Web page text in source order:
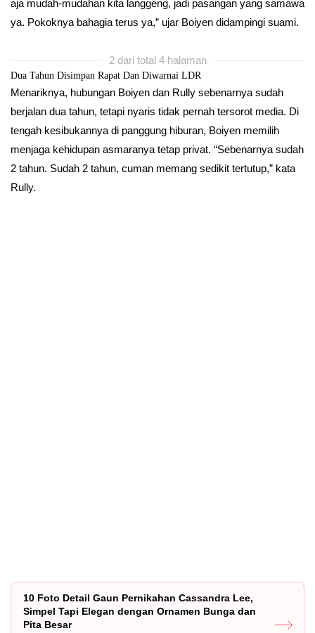
aja mudah-mudahan kita langgeng, jadi pasangan yang samawa
ya. Pokoknya bahagia terus ya,” ujar Boiyen didampingi suami.
2 dari total 4 halaman
Dua Tahun Disimpan Rapat Dan Diwarnai LDR
Menariknya, hubungan Boiyen dan Rully sebenarnya sudah
berjalan dua tahun, tetapi nyaris tidak pernah tersorot media. Di
tengah kesibukannya di panggung hiburan, Boiyen memilih
menjaga kehidupan asmaranya tetap privat. “Sebenarnya sudah
2 tahun. Sudah 2 tahun, cuman memang sedikit tertutup,” kata
Rully.
10 Foto Detail Gaun Pernikahan Cassandra Lee,
Simpel Tapi Elegan dengan Ornamen Bunga dan
Pita Besar